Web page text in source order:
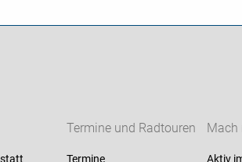
Termine und Radtouren
Termine
Mach
Aktiv